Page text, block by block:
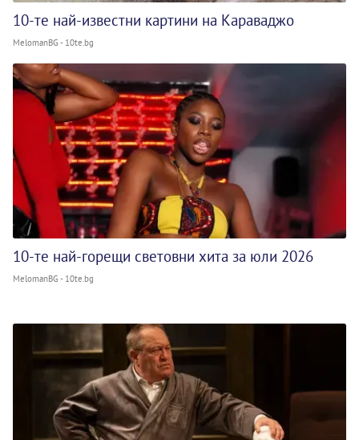
10-те най-известни картини на Караваджо
MelomanBG - 10te.bg
10-те най-горещи световни хита за юли 2026
MelomanBG - 10te.bg